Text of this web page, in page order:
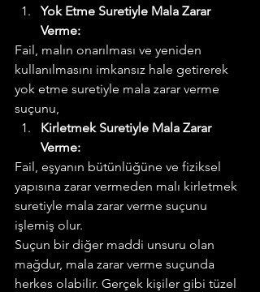
Yok Etme Suretiyle Mala Zarar
Verme:
Fail, malın onarılması ve yeniden
kullanılmasını imkansız hale getirerek
yok etme suretiyle mala zarar verme
suçunu,
Kirletmek Suretiyle Mala Zarar
Verme:
Fail, eşyanın bütünlüğüne ve fiziksel
yapısına zarar vermeden malı kirletmek
suretiyle mala zarar verme suçunu
işlemiş olur.
Suçun bir diğer maddi unsuru olan
mağdur, mala zarar verme suçunda
herkes olabilir. Gerçek kişiler gibi tüzel